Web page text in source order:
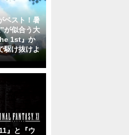
ベスト！暑
が似合う大
1st』か
駆け抜けよ
』と『ウ